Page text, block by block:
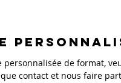
personnalisée de format,
contact et nous faire